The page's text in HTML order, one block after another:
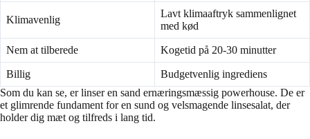
Klimavenlig
Lavt klimaaftryk sammenlignet
med kød
Nem at tilberede Kogetid på 20-30 minutter
Billig
Budgetvenlig ingrediens
Som du kan se, er linser en sand ernæringsmæssig powerhouse. De er
et glimrende fundament for en sund og velsmagende linsesalat, der
holder dig mæt og tilfreds i lang tid.